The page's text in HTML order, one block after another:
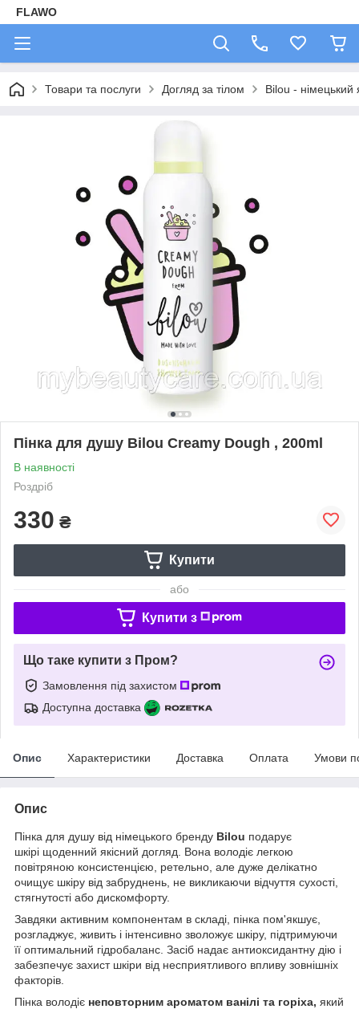
FLAWO
Товари та послуги Догляд за тілом Bilou - німецький
Пінка для душу Bilou Creamy Dough , 200ml
В наявності
Роздріб
330 ₴
Купити
або
Купити з
Що таке купити з Пром?
Замовлення під захистом
Доступна доставка
Опис Характеристики Доставка Оплата Умови
Опис
Пінка для душу від німецького бренду Bilou подарує
шкірі щоденний якісний догляд. Вона володіє легкою
повітряною консистенцією, ретельно, але дуже делікатно
очищує шкіру від забруднень, не викликаючи відчуття сухості,
стягнутості або дискомфорту.
Завдяки активним компонентам в складі, пінка пом'якшує,
розгладжує, живить і інтенсивно зволожує шкіру, підтримуючи
її оптимальний гідробаланс. Засіб надає антиоксидантну дію і
забезпечує захист шкіри від несприятливого впливу зовнішніх
факторів.
Пінка володіє неповторним ароматом ванілі та горіха, який